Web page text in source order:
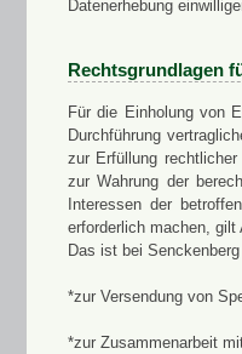
Datenerhebung
Rechtsgrundlagen
Für die Einholung von
Durchführung
zur Erfüllung
zur Wahrung der
Interessen der
erforderlich machen,
Das ist bei
*zur Versendung von
*zur Zusammenarbeit